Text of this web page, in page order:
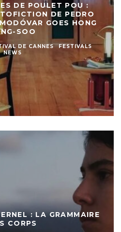
DE POULET POU :
DE PEDRO
GOES HONG
SOO
DE CANNES
FESTIVALS
NEWS
: LA GRAMMAIRE
CORPS